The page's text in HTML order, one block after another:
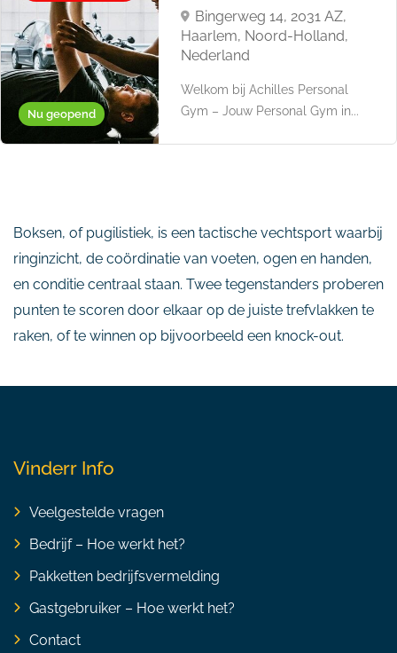
Nu geopend
Bingerweg 14, 2031 AZ,
Haarlem, Noord-Holland,
Nederland
Welkom bij Achilles Personal
Gym – Jouw Personal Gym in...
Boksen, of pugilistiek, is een tactische vechtsport waarbij
ringinzicht, de coördinatie van voeten, ogen en handen,
en conditie centraal staan. Twee tegenstanders proberen
punten te scoren door elkaar op de juiste trefvlakken te
raken, of te winnen op bijvoorbeeld een knock-out.
Vinderr Info
Veelgestelde vragen
Bedrijf – Hoe werkt het?
Pakketten bedrijfsvermelding
Gastgebruiker – Hoe werkt het?
Contact